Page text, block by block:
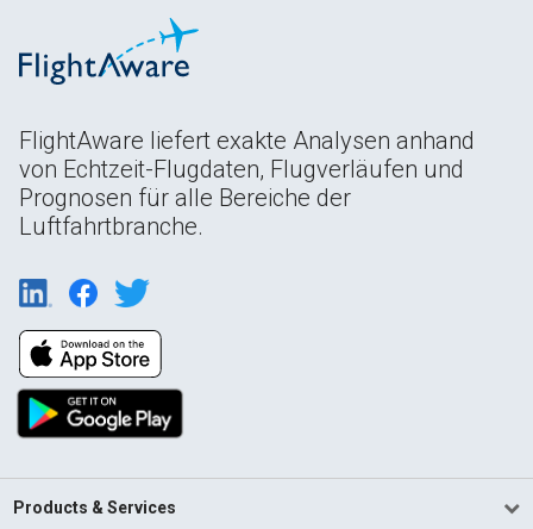
FlightAware liefert exakte Analysen anhand
von Echtzeit-Flugdaten, Flugverläufen und
Prognosen für alle Bereiche der
Luftfahrtbranche.
Products & Services